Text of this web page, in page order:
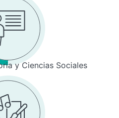
y Ciencias Sociales